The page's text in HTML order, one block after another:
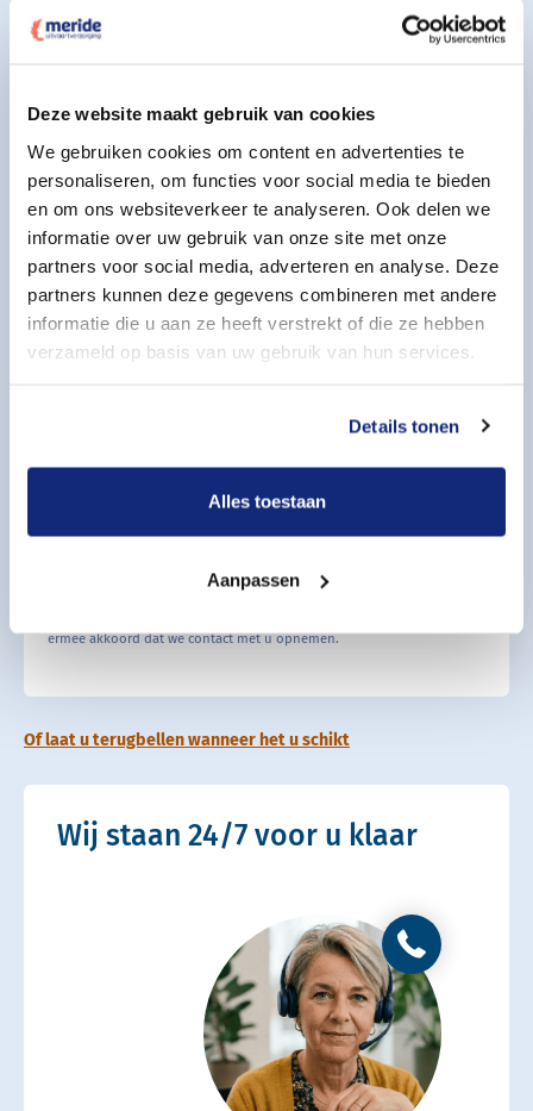
Deze website maakt gebruik van cookies
We gebruiken cookies om content en advertenties te
personaliseren, om functies voor social media te bieden
en om ons websiteverkeer te analyseren. Ook delen we
informatie over uw gebruik van onze site met onze
partners voor social media, adverteren en analyse. Deze
partners kunnen deze gegevens combineren met andere
informatie die u aan ze heeft verstrekt of die ze hebben
verzameld op basis van uw gebruik van hun services.
Details tonen
Alles toestaan
Aanpassen
Aanvullende wensen
ermee akkoord dat we contact met u opnemen.
Of laat u terugbellen wanneer het u schikt
Wij staan 24/7 voor u klaar